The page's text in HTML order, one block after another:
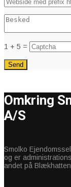
1 + 5 =
Omkring
A/S
Smolko
og er
andet på